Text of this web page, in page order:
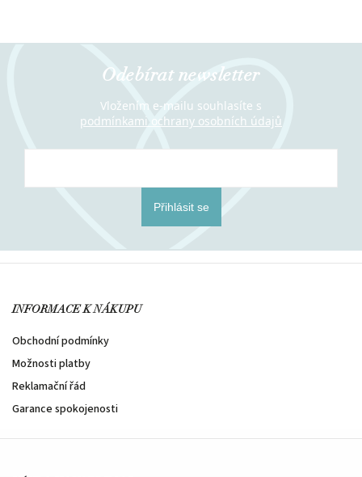
Odebírat newsletter
Vložením e-mailu souhlasíte s
podmínkami ochrany osobních údajů
Přihlásit se
INFORMACE K NÁKUPU
Obchodní podmínky
Možnosti platby
Reklamační řád
Garance spokojenosti